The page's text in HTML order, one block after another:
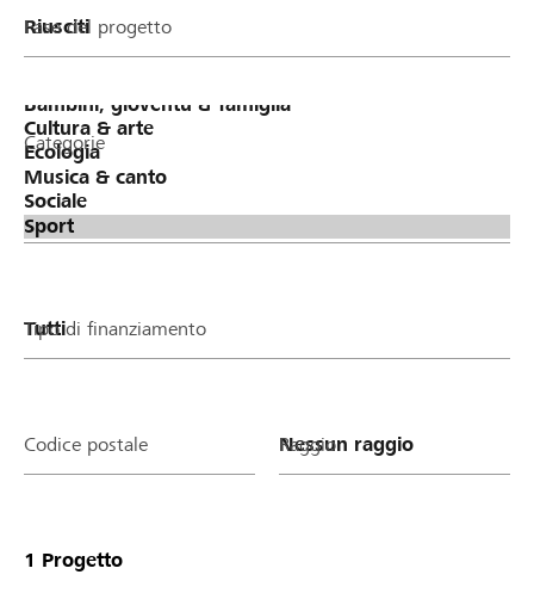
Fase del progetto
Categorie
Tipo di finanziamento
Codice postale Raggio
1 Progetto